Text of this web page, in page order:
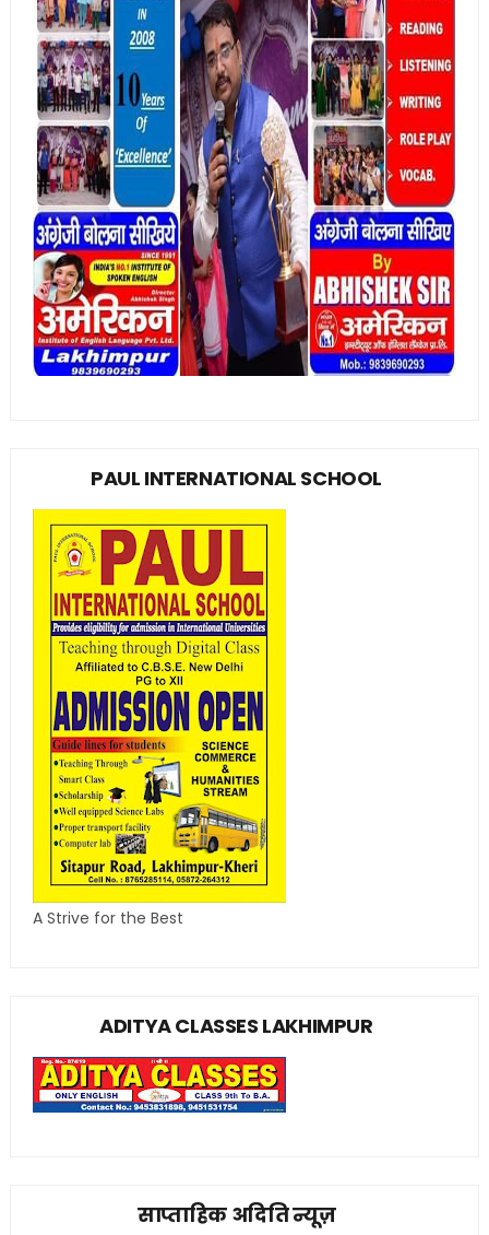
PAUL INTERNATIONAL SCHOOL
A Strive for the Best
ADITYA CLASSES LAKHIMPUR
साप्ताहिक अदिति न्यूज़